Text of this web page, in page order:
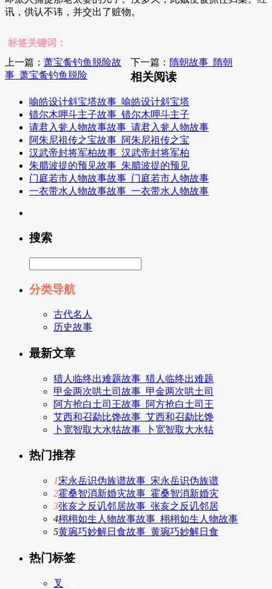
讯，供认不讳，并交出了赃物。
标签关键词：
上一篇： 萧宝夤钓鱼脱险故
事_萧宝夤钓鱼脱险
下一篇： 隋朝故事_隋朝
相关阅读
喻皓设计斜宝塔故事_喻皓设计斜宝塔
错尔木呷斗主子故事_错尔木呷斗主子
请君入瓮人物故事故事_请君入瓮人物故事
阿朱尼祖传之宝故事_阿朱尼祖传之宝
汉武帝封将军柏故事_汉武帝封将军柏
朱腊波提的预见故事_朱腊波提的预见
门庭若市人物故事故事_门庭若市人物故事
一衣带水人物故事故事_一衣带水人物故事
搜索
分类导航
古代名人
历史故事
最新文章
猎人临终出难题故事_猎人临终出难题
甲金两次哄土司故事_甲金两次哄土司
阿方抢白土司王故事_阿方抢白土司王
艾西和召勐比馋故事_艾西和召勐比馋
卜宽智取大水牯故事_卜宽智取大水牯
热门推荐
1宋永岳识伪族谱故事_宋永岳识伪族谱
2霍桑智消新婚灾故事_霍桑智消新婚灾
3张亥之反讥邻居故事_张亥之反讥邻居
4栩栩如生人物故事故事_栩栩如生人物故事
5黄琬巧妙解日食故事_黄琬巧妙解日食
热门标签
叉